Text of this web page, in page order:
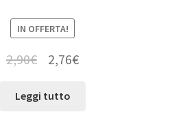
IN OFFERTA!
2,90€ 2,76€
Leggi tutto